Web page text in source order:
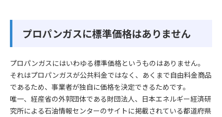
プロパンガスに標準価格はありません
プロパンガスにはいわゆる標準価格というものはありません。
それはプロパンガスが公共料金ではなく、あくまで自由料金商品
であるため、事業者が独自に価格を決定できるためです。
唯一、経産省の外郭団体である財団法人、日本エネルギー経済研
究所による石油情報センターのサイトに掲載されている都道府県